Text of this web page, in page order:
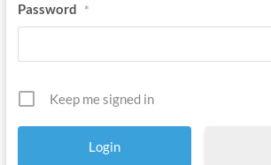
Password *
Keep me signed in